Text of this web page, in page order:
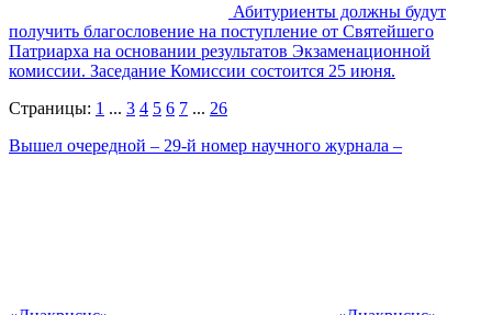
Абитуриенты должны будут
получить благословение на поступление от Святейшего
Патриарха на основании результатов Экзаменационной
комиссии. Заседание Комиссии состоится 25 июня.
Страницы: 1 ... 3 4 5 6 7 ... 26
Вышел очередной – 29-й номер научного журнала –